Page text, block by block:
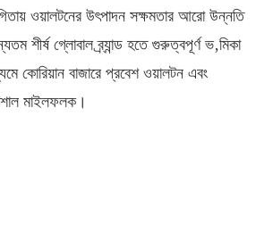
ওয়ালটনের উৎপাদন সক্ষমতার আরো উন্নতি
শীর্ষ গ্লোবাল ব্র্যান্ড হতে গুরুত্বপূর্ণ ভ‚মিকা
কোরিয়ান বাজারে প্রবেশ ওয়ালটন এবং
মাইলফলক।